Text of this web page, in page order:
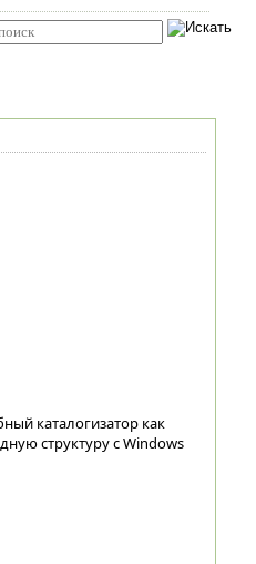
каталогизатор как
структуру с Windows